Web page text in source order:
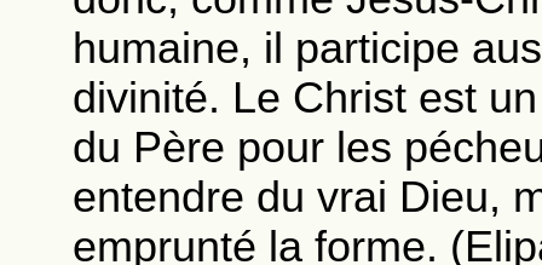
humaine, il participe
divinité. Le Christ est
du Père pour les
entendre du vrai Dieu,
emprunté la forme.